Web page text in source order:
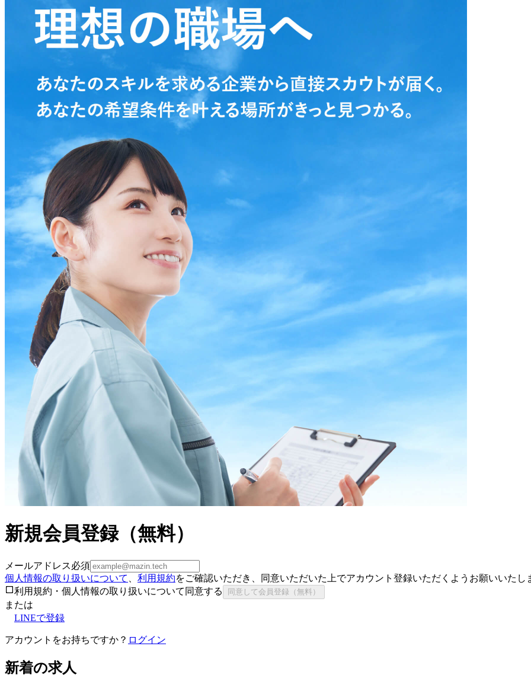
新規会員登録（無料）
メールアドレス必須
個人情報の取り扱いについて
利用規約をご確認いただき、同意いただいた上でアカウント登録いただくようお願いいたし
利用規約・個人情報の取り扱いについて同意する
同意して会員登録（無料）
または
LINEで登録
アカウントをお持ちですか？ ログイン
新着の求人